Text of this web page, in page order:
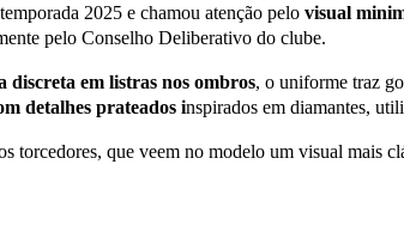
2025 e chamou atenção pelo visual
pelo Conselho Deliberativo do clube.
em listras nos ombros, o uniforme traz
detalhes prateados inspirados em diamantes,
que veem no modelo um visual mais